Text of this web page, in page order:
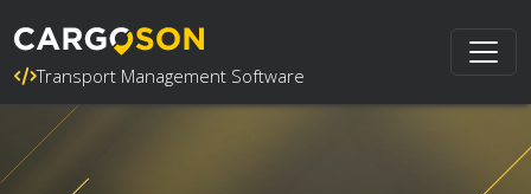
Transport Management Software